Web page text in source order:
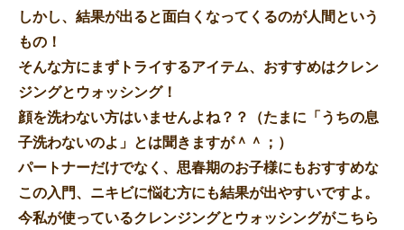
しかし、結果が出ると面白くなってくるのが人間という
もの！
そんな方にまずトライするアイテム、おすすめはクレン
ジングとウォッシング！
顔を洗わない方はいませんよね？？（たまに「うちの息
子洗わないのよ」とは聞きますが＾＾；）
パートナーだけでなく、思春期のお子様にもおすすめな
この入門、ニキビに悩む方にも結果が出やすいですよ。
今私が使っているクレンジングとウォッシングがこちら